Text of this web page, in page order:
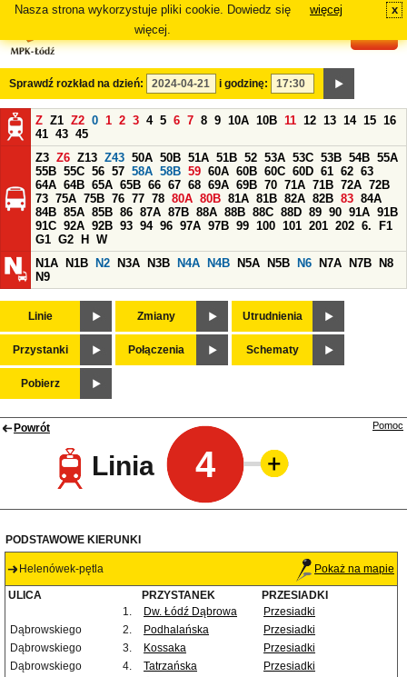
Nasza strona wykorzystuje pliki cookie. Dowiedz się
więcej.
więcej x
Sprawdź rozkład na dzień: i godzinę:
Z Z1 Z2 0 1 2 3 4 5 6 7 8 9 10A 10B 11 12 13 14 15 16
41 43 45
Z3 Z6 Z13 Z43 50A 50B 51A 51B 52 53A 53C 53B 54B 55A
55B 55C 56 57 58A 58B 59 60A 60B 60C 60D 61 62 63
64A 64B 65A 65B 66 67 68 69A 69B 70 71A 71B 72A 72B
73 75A 75B 76 77 78 80A 80B 81A 81B 82A 82B 83 84A
84B 85A 85B 86 87A 87B 88A 88B 88C 88D 89 90 91A 91B
91C 92A 92B 93 94 96 97A 97B 99 100 101 201 202 6.
F1
G1 G2 H
W
N1A
N1B N2 N3A N3B N4A N4B N5A N5B N6 N7A N7B
N8
N9
Linie Zmiany Utrudnienia
Przystanki Połączenia Schematy
Pobierz
Powrót
Linia 4
Pomoc
PODSTAWOWE KIERUNKI
Helenówek-pętla Pokaż na mapie
ULICA PRZYSTANEK
PRZESIADKI
1.
Dw. Łódź Dąbrowa
Przesiadki
Dąbrowskiego
2. Podhalańska
Przesiadki
Dąbrowskiego
3. Kossaka
Przesiadki
Dąbrowskiego
4. Tatrzańska
Przesiadki